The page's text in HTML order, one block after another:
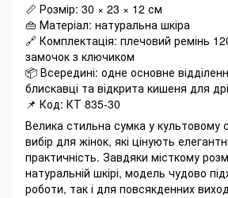
📏 Розмір: 30 × 23 × 12 см
👜 Матеріал: натуральна шкіра
🔗 Комплектація: плечовий ремінь
замочок з ключиком
📦 Всередині: одне основне
блискавці та відкрита кишеня для
📌 Код: КТ 835-30
Велика стильна сумка у культовому
вибір для жінок, які цінують
практичність. Завдяки місткому
натуральній шкірі, модель чудово
роботи, так і для повсякденних